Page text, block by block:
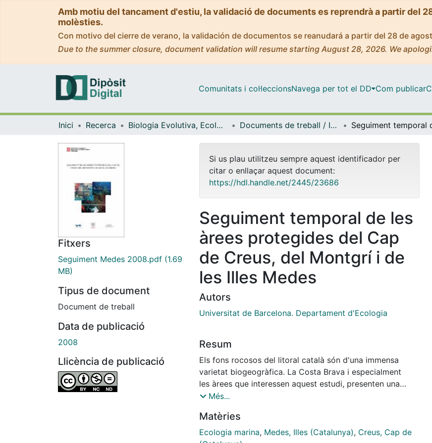
Amb motiu del tancament d'estiu, la validació de documents es reprendrà a partir del
molèsties.
Con motivo del cierre de verano, la validación de documentos se reanudará a partir del 28 de
Due to the summer closure, document validation will resume starting August 28, 2026. We
Comunitats i col·leccionsNavega per tot el DD Com publicar
Inici Recerca Biologia Evolutiva, Ecologia i Ciències Ambientals Documents de treball / Informes (Biologia Evolutiva, Ecologia i Ciències Ambientals)
Fitxers
Seguiment Medes 2008.pdf (1.69
MB)
Tipus de document
Document de treball
Data de publicació
2008
Llicència de publicació
Si us plau utilitzeu sempre aquest identificador per
citar o enllaçar aquest document:
https://hdl.handle.net/2445/23686
Seguiment temporal de les
àrees protegides del Cap
de Creus, del Montgrí i de
les Illes Medes
Autors
Universitat de Barcelona. Departament d'Ecologia
Resum
Els fons rocosos del litoral català són d'una immensa
varietat biogeogràfica. La Costa Brava i especialment
les àrees que interessen aquest estudi, presenten una
morfologia molt variada amb fons de roca i de
d'hàbitats i de comunitats d'animals i vegetals submarins.
L'explotació continuada d'aquests indrets tant a nivell
Més...
Matèries
Ecologia marina, Medes, Illes (Catalunya), Creus, Cap de